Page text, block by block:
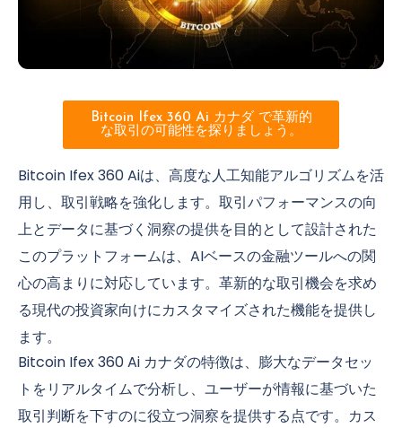
Bitcoin Ifex 360 Ai カナダ で革新的
な取引の可能性を探りましょう。
Bitcoin Ifex 360 Aiは、高度な人工知能アルゴリズムを活
用し、取引戦略を強化します。取引パフォーマンスの向
上とデータに基づく洞察の提供を目的として設計された
このプラットフォームは、AIベースの金融ツールへの関
心の高まりに対応しています。革新的な取引機会を求め
る現代の投資家向けにカスタマイズされた機能を提供し
ます。
Bitcoin Ifex 360 Ai カナダの特徴は、膨大なデータセッ
トをリアルタイムで分析し、ユーザーが情報に基づいた
取引判断を下すのに役立つ洞察を提供する点です。カス